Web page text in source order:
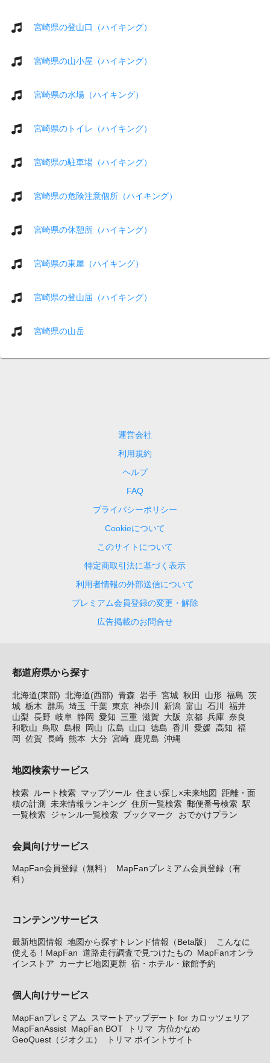
宮崎県の登山口（ハイキング）
宮崎県の山小屋（ハイキング）
宮崎県の水場（ハイキング）
宮崎県のトイレ（ハイキング）
宮崎県の駐車場（ハイキング）
宮崎県の危険注意個所（ハイキング）
宮崎県の休憩所（ハイキング）
宮崎県の東屋（ハイキング）
宮崎県の登山届（ハイキング）
宮崎県の山岳
運営会社
利用規約
ヘルプ
FAQ
プライバシーポリシー
Cookieについて
このサイトについて
特定商取引法に基づく表示
利用者情報の外部送信について
プレミアム会員登録の変更・解除
広告掲載のお問合せ
都道府県から探す
北海道(東部) 北海道(西部) 青森 岩手 宮城 秋田 山形 福島 茨
城 栃木 群馬 埼玉 千葉 東京 神奈川 新潟 富山 石川
福井
山梨 長野 岐阜 静岡 愛知 三重 滋賀 大阪 京都 兵庫 奈良
和歌山
鳥取 島根 岡山 広島 山口 徳島 香川 愛媛 高知 福
岡
佐賀 長崎 熊本 大分 宮崎 鹿児島 沖縄
地図検索サービス
検索 ルート検索 マップツール 住まい探し×未来地図
距離・面
積の計測 未来情報ランキング 住所一覧検索 郵便番号検索 駅
一覧検索 ジャンル一覧検索 ブックマーク おでかけプラン
会員向けサービス
MapFan会員登録（無料）
MapFanプレミアム会員登録（有
料）
コンテンツサービス
最新地図情報 地図から探すトレンド情報（Beta版）
こんなに
使える！MapFan 道路走行調査で見つけたもの MapFanオンラ
インストア
カーナビ地図更新 宿・ホテル・旅館予約
個人向けサービス
MapFanプレミアム
スマートアップデート for カロッツェリア
MapFanAssist MapFan BOT トリマ 方位かなめ
GeoQuest（ジオクエ）
トリマ ポイントサイト